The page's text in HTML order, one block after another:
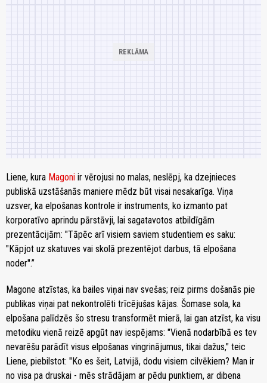
Liene, kura Magoni ir vērojusi no malas, neslēpj, ka dzejnieces
publiskā uzstāšanās maniere mēdz būt visai nesakarīga. Viņa
uzsver, ka elpošanas kontrole ir instruments, ko izmanto pat
korporatīvo aprindu pārstāvji, lai sagatavotos atbildīgām
prezentācijām: "Tāpēc arī visiem saviem studentiem es saku:
"Kāpjot uz skatuves vai skolā prezentējot darbus, tā elpošana
noder".”
Magone atzīstas, ka bailes viņai nav svešas; reiz pirms došanās pie
publikas viņai pat nekontrolēti trīcējušas kājas. Šomase sola, ka
elpošana palīdzēs šo stresu transformēt mierā, lai gan atzīst, ka visu
metodiku vienā reizē apgūt nav iespējams: "Vienā nodarbībā es tev
nevarēšu parādīt visus elpošanas vingrinājumus, tikai dažus," teic
Liene, piebilstot: "Ko es šeit, Latvijā, dodu visiem cilvēkiem? Man ir
no visa pa druskai - mēs strādājam ar pēdu punktiem, ar dibena